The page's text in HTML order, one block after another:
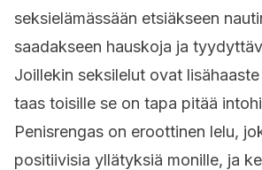
seksielämässään etsiäkseen
saadakseen hauskoja ja
Joillekin seksilelut ovat
taas toisille se on tapa pitää
Penisrengas on eroottinen lelu,
positiivisia yllätyksiä monille, ja